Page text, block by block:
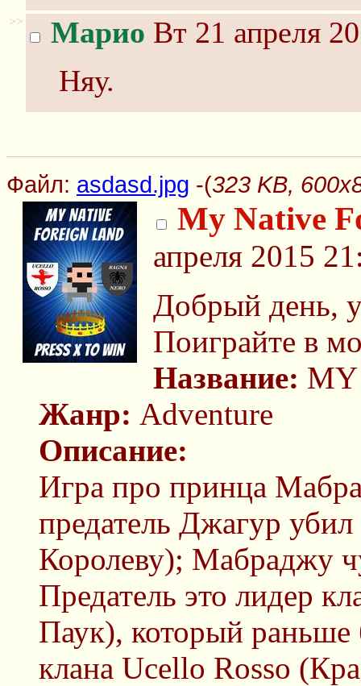
>> Марио Вт 21 апреля
Няу.
Файл: asdasd.jpg -(323 KB,
My Native
апреля 2015
Добрый день,
Поиграйте в
Название:
Жанр: Adventure
Описание:
Игра про принца
предатель Джагур
Королеву); Мабраджу
Предатель это лидер
Паук), который
клана Ucello Rosso